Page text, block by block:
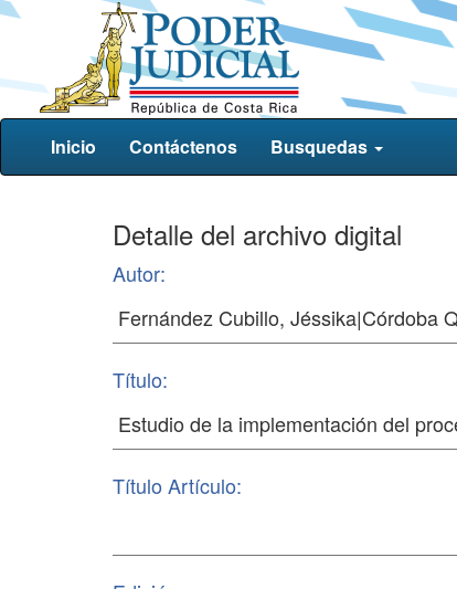
Inicio Contáctenos Busquedas
Detalle del archivo digital
Autor:
Título:
Título Artículo: